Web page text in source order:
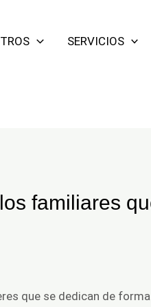
SERVICIOS
familiares
que se dedican de